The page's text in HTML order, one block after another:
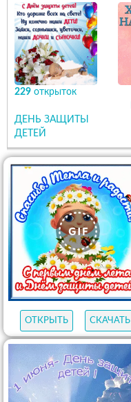
229 открыток
ДЕНЬ ЗАЩИТЫ
ДЕТЕЙ
ОТКРЫТЬ СКАЧАТЬ